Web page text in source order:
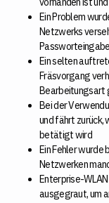
Ein Problem
Netzwerks
Ein selten
Fräsvorgang
Bearbeitungsart
Bei der
und fährt zurück,
betätigt wird
Ein Fehler wurde
Netzwerken
Enterprise-
ausgegraut, um